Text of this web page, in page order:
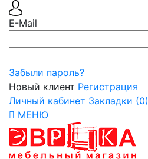
E-Mail
Забыли пароль?
Новый клиент Регистрация
Личный кабинет Закладки (0)
МЕНЮ